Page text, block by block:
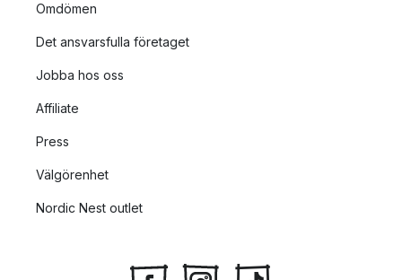
Omdömen
Det ansvarsfulla företaget
Jobba hos oss
Affiliate
Press
Välgörenhet
Nordic Nest outlet